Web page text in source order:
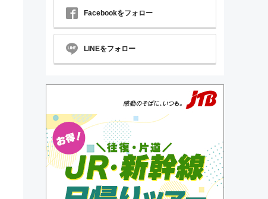
Facebookをフォロー
LINEをフォロー